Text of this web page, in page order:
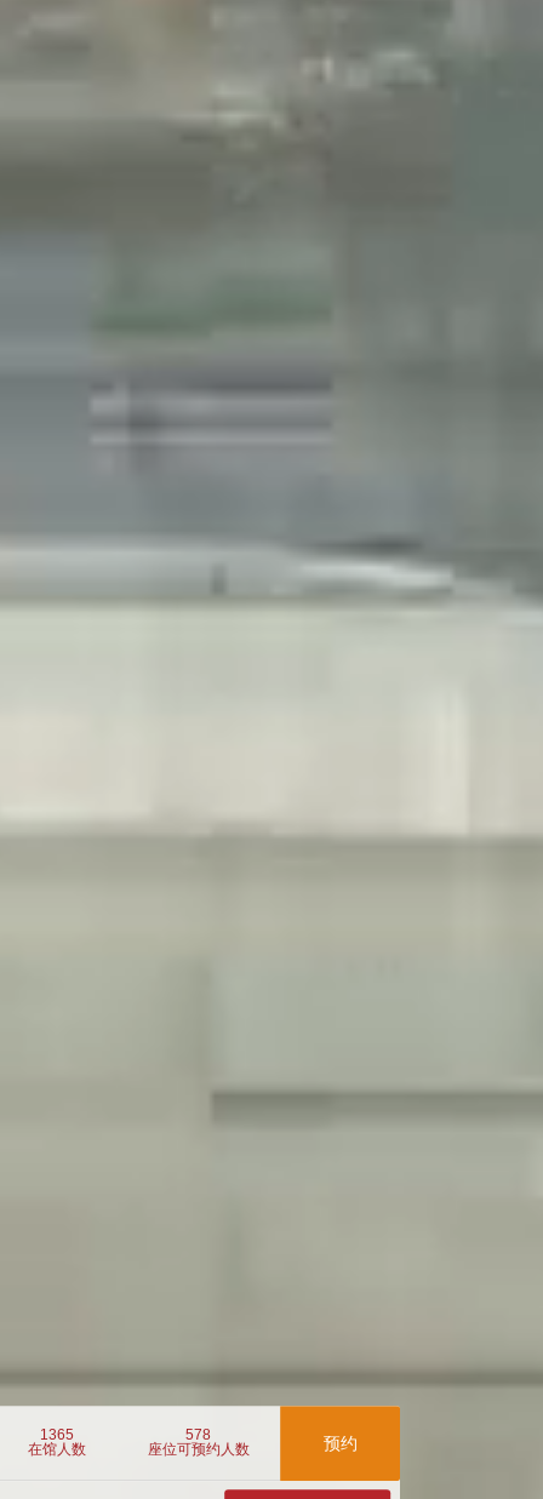
1365
在馆人数
578
座位可预约人数
预约